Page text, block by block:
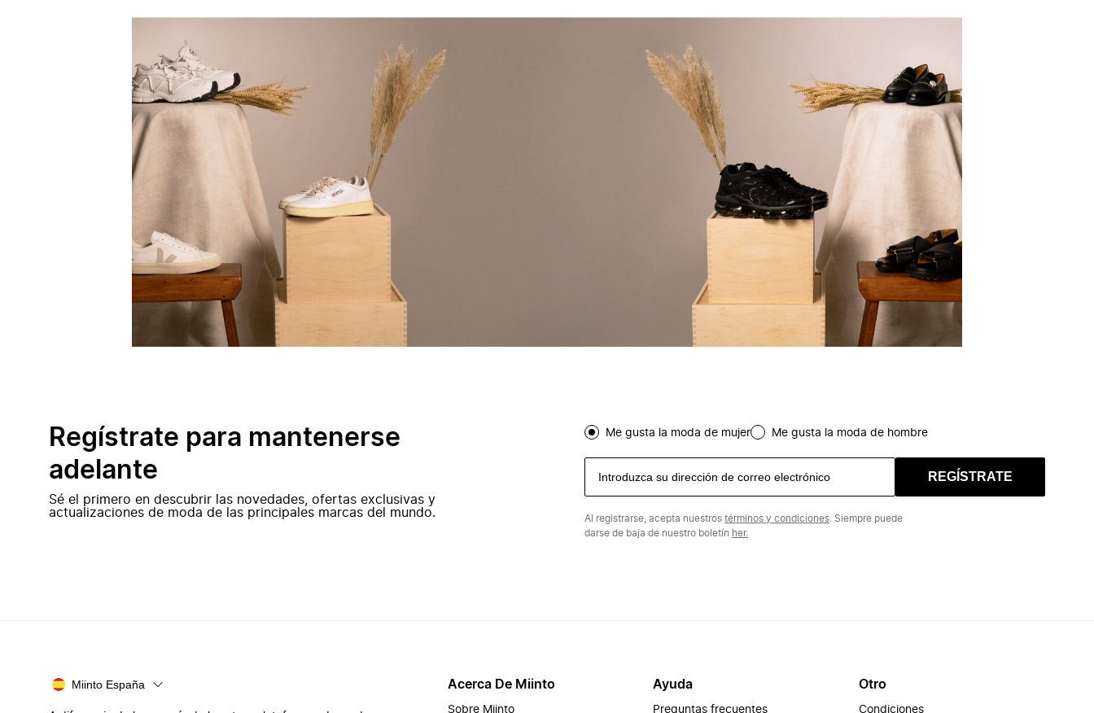
Regístrate para mantenerse
adelante
Sé el primero en descubrir las novedades, ofertas exclusivas y
actualizaciones de moda de las principales marcas del mundo.
Me gusta la moda de mujer Me gusta la moda de hombre
REGÍSTRATE
Al registrarse, acepta nuestros términos y condiciones . Siempre puede
darse de baja de nuestro boletín her.
Miinto España Acerca De Miinto
Sobre Miinto
Ayuda
Preguntas frecuentes
Otro
Condiciones